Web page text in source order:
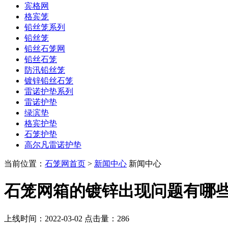
宾格网
格宾笼
铅丝笼系列
铅丝笼
铅丝石笼网
铅丝石笼
防汛铅丝笼
镀锌铅丝石笼
雷诺护垫系列
雷诺护垫
绿滨垫
格宾护垫
石笼护垫
高尔凡雷诺护垫
当前位置： 石笼网首页 > 新闻中心 新闻中心
石笼网箱的镀锌出现问题有哪
上线时间：2022-03-02 点击量： 286